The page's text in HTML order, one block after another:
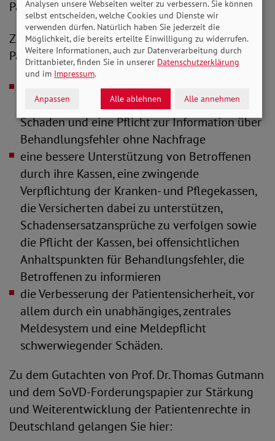
Patientensicherheit."
Zur Stärkung der Patientenrechte und der
Patientensicherheit fordert der SoVD u.a.:
ein geringeres Beweismaß für den
Ursachenzusammenhang zwischen Fehler und
Schaden und eine Pflicht zur Information über
Behandlungsfehler ohne Nachfrage
eine bessere Unterstützung von Betroffenen
durch ihre Kassen, eine zwingende
Verpflichtung der Kranken- und Pflegekassen,
die Versicherten dabei zu unterstützen,
Schadensersatzansprüche zu verfolgen sowie
die Pflicht der Kassen, bei offensichtlichen
Anhaltspunkten für Behandlungsfehler, die
Betroffenen zu informieren
die Verbesserung der Patientensicherheit, vor
allem durch ein unabhängiges, zentrales
Meldesystem und eine Meldepflicht
schwerwiegender Schäden.
Zu dem Gutachten von Prof. Dr. Thomas Gutmann
und dem SoVD-Forderungspapier zur Stärkung
und Weiterentwicklung der Patientenrechte in
Deutschland gelangen Sie hier:
Analysen unsere Webseiten weiter zu verbessern. Sie können
selbst entscheiden, welche Cookies und Dienste wir
verwenden dürfen. Natürlich haben Sie jederzeit die
Möglichkeit, die bereits erteilte Einwilligung zu widerrufen.
Weitere Informationen, auch zur Datenverarbeitung durch
Drittanbieter, finden Sie in unserer Datenschutzerklärung
und im Impressum.
Anpassen Alle ablehnen Alle annehmen